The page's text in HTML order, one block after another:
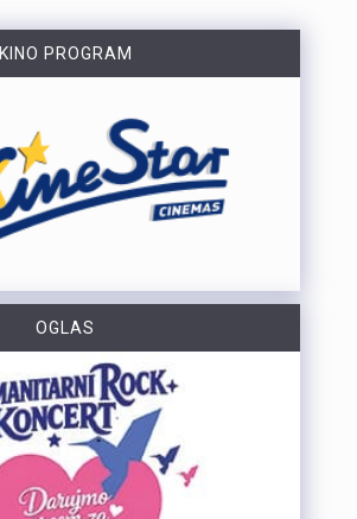
KINO PROGRAM
OGLAS